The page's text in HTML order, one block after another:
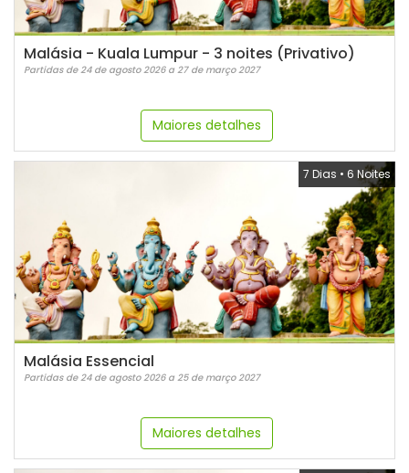
Malásia - Kuala Lumpur - 3 noites (Privativo)
Partidas de 24 de agosto 2026 a 27 de março 2027
Maiores detalhes
7 Dias • 6 Noites
Malásia Essencial
Partidas de 24 de agosto 2026 a 25 de março 2027
Maiores detalhes